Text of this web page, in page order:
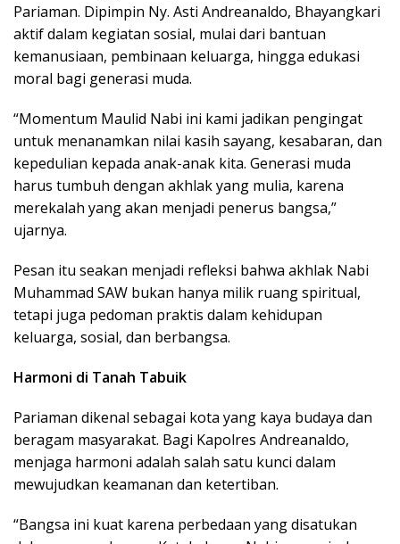
Pariaman. Dipimpin Ny. Asti Andreanaldo, Bhayangkari
aktif dalam kegiatan sosial, mulai dari bantuan
kemanusiaan, pembinaan keluarga, hingga edukasi
moral bagi generasi muda.
“Momentum Maulid Nabi ini kami jadikan pengingat
untuk menanamkan nilai kasih sayang, kesabaran, dan
kepedulian kepada anak-anak kita. Generasi muda
harus tumbuh dengan akhlak yang mulia, karena
merekalah yang akan menjadi penerus bangsa,”
ujarnya.
Pesan itu seakan menjadi refleksi bahwa akhlak Nabi
Muhammad SAW bukan hanya milik ruang spiritual,
tetapi juga pedoman praktis dalam kehidupan
keluarga, sosial, dan berbangsa.
Harmoni di Tanah Tabuik
Pariaman dikenal sebagai kota yang kaya budaya dan
beragam masyarakat. Bagi Kapolres Andreanaldo,
menjaga harmoni adalah salah satu kunci dalam
mewujudkan keamanan dan ketertiban.
“Bangsa ini kuat karena perbedaan yang disatukan